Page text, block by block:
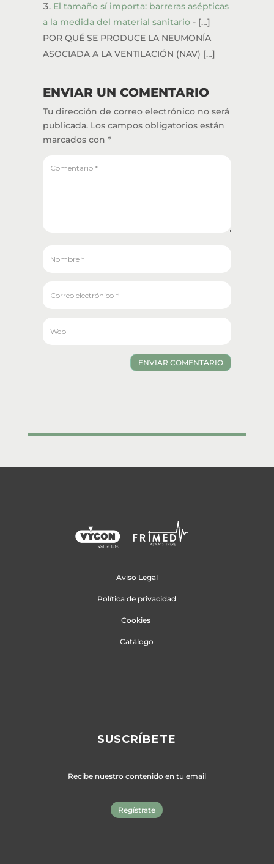
El tamaño sí importa: barreras asépticas
a la medida del material sanitario- […]
POR QUÉ SE PRODUCE LA NEUMONÍA
ASOCIADA A LA VENTILACIÓN (NAV) […]
ENVIAR UN COMENTARIO
Tu dirección de correo electrónico no será
publicada. Los campos obligatorios están
marcados con *
ENVIAR COMENTARIO
Aviso Legal
Política de privacidad
Cookies
Catálogo
SUSCRÍBETE
Recibe nuestro contenido en tu email
Regístrate